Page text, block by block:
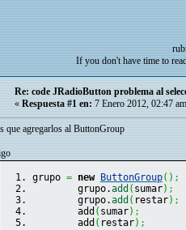
If you don't have time to
Re: code JRadioButton problema al
« Respuesta #1 en: 7 Enero 2012, 02:47
que agregarlos al ButtonGroup
grupo = new ButtonGroup( ) ;
	grupo.
add ( sumar) ;
	grupo.
add ( restar) ;
	add
( sumar) ;
	add
( restar) ;